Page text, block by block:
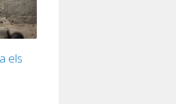
els